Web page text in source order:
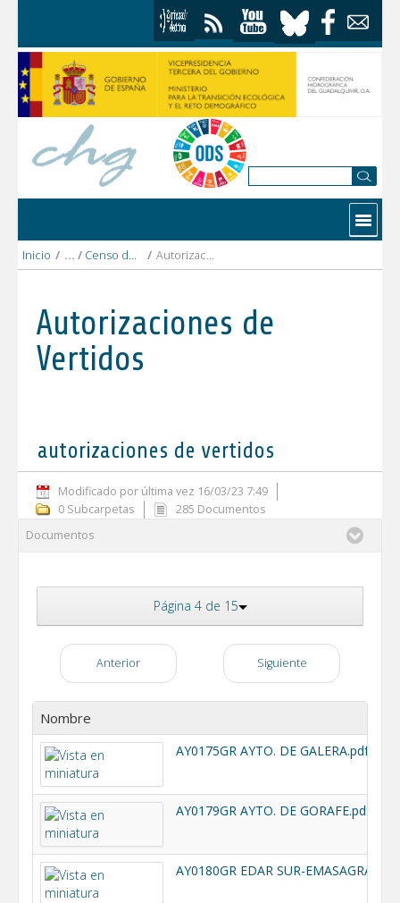
Contactar
Inicio / Censo de vertidos Autorizados / Autorizaciones Vertidos
Autorizaciones de
Vertidos
autorizaciones de vertidos
Modificado por última vez 16/03/23 7:49
0 Subcarpetas
285 Documentos
Documentos
Página 4 de 15
Anterior Siguiente
Nombre
AY0175GR AYTO. DE GALERA.pdf
AY0179GR AYTO. DE GORAFE.pdf
AY0180GR EDAR SUR-EMASAGRA